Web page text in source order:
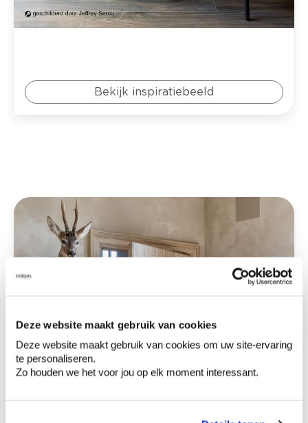
Deze website maakt gebruik van cookies
Deze website maakt gebruik van cookies om uw site-ervaring
te personaliseren.
Zo houden we het voor jou op elk moment interessant.
Bekijk inspiratiebeeld